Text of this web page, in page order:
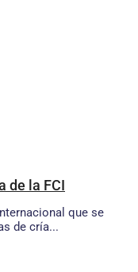
de la FCI
que se
de cría...